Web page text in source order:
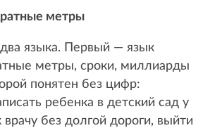
метры
языка. Первый — язык
метры, сроки, миллиарды
понятен без цифр:
ребенка в детский сад у
без долгой дороги, выйти